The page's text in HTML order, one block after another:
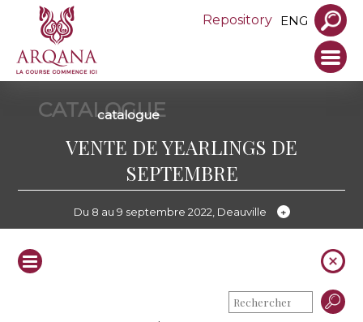
Repository ENG
CATALOGUE
catalogue
VENTE DE YEARLINGS DE
SEPTEMBRE
Du 8 au 9 septembre 2022, Deauville